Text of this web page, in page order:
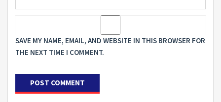
SAVE MY NAME, EMAIL, AND WEBSITE IN THIS BROWSER FOR
THE NEXT TIME I COMMENT.